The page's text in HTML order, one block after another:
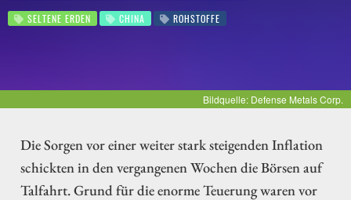
SELTENE ERDEN CHINA ROHSTOFFE
Bildquelle: Defense Metals Corp.
Die Sorgen vor einer weiter stark steigenden Inflation
schickten in den vergangenen Wochen die Börsen auf
Talfahrt. Grund für die enorme Teuerung waren vor